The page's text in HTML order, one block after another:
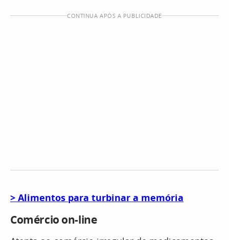
CONTINUA APÓS A PUBLICIDADE
> Alimentos para turbinar a memória
Comércio on-line